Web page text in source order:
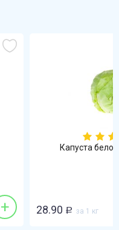
+
Капуста
28.90 Р за 1 кг